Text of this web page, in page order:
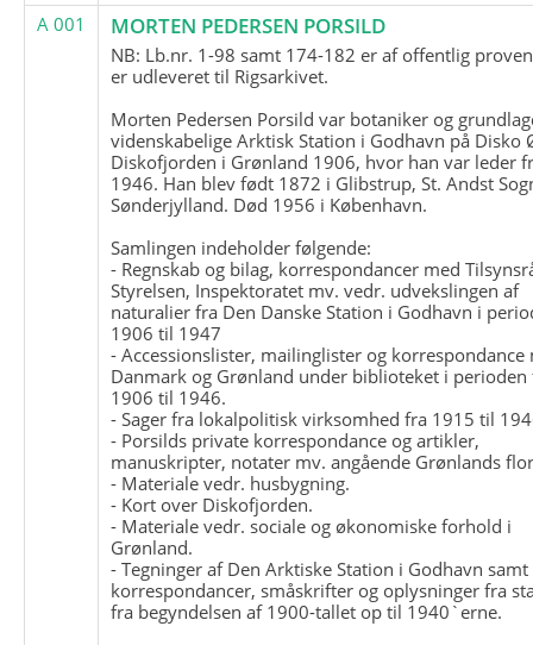
A 001
MORTEN PEDERSEN PORSILD
NB: Lb.nr. 1-98 samt 174-182 er af offentlig
er udleveret til Rigsarkivet.
Morten Pedersen Porsild var botaniker og
videnskabelige Arktisk Station i Godhavn på Disko
Diskofjorden i Grønland 1906, hvor han var leder
1946. Han blev født 1872 i Glibstrup, St. Andst
Sønderjylland. Død 1956 i København.
Samlingen indeholder følgende:
- Regnskab og bilag, korrespondancer med
Styrelsen, Inspektoratet mv. vedr. udvekslingen af
naturalier fra Den Danske Station i Godhavn i
1906 til 1947
- Accessionslister, mailinglister og korrespondance
Danmark og Grønland under biblioteket i perioden
1906 til 1946.
- Sager fra lokalpolitisk virksomhed fra 1915 til
- Porsilds private korrespondance og artikler,
manuskripter, notater mv. angående Grønlands
- Materiale vedr. husbygning.
- Kort over Diskofjorden.
- Materiale vedr. sociale og økonomiske forhold i
Grønland.
- Tegninger af Den Arktiske Station i Godhavn
korrespondancer, småskrifter og oplysninger fra
fra begyndelsen af 1900-tallet op til 1940`erne.